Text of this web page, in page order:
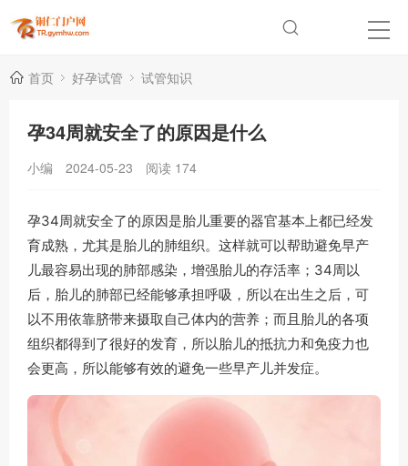
首页 好孕试管 试管知识
孕34周就安全了的原因是什么
小编 2024-05-23 阅读 174
孕34周就安全了的原因是胎儿重要的器官基本上都已经发
育成熟，尤其是胎儿的肺组织。这样就可以帮助避免早产
儿最容易出现的肺部感染，增强胎儿的存活率；34周以
后，胎儿的肺部已经能够承担呼吸，所以在出生之后，可
以不用依靠脐带来摄取自己体内的营养；而且胎儿的各项
组织都得到了很好的发育，所以胎儿的抵抗力和免疫力也
会更高，所以能够有效的避免一些早产儿并发症。